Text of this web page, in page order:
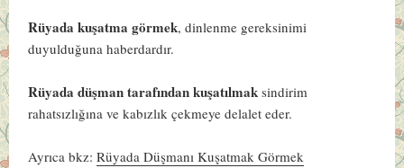
Rüyada kuşatma görmek, dinlenme gereksinimi
duyulduğuna haberdardır.
Rüyada düşman tarafından kuşatılmak sindirim
rahatsızlığına ve kabızlık çekmeye delalet eder.
Ayrıca bkz:Rüyada Düşmanı Kuşatmak Görmek